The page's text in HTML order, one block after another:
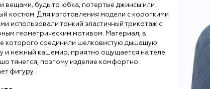
вещами, будь то юбка, потертые джинсы или
костюм. Для изготовления модели с короткими
использовали тонкий эластичный трикотаж с
геометрическим мотивом. Материал, в
которого соединили шелковистую дышащую
и нежный кашемир, приятно ощущается на теле
тянется, поэтому изделие комфортно
фигуру.